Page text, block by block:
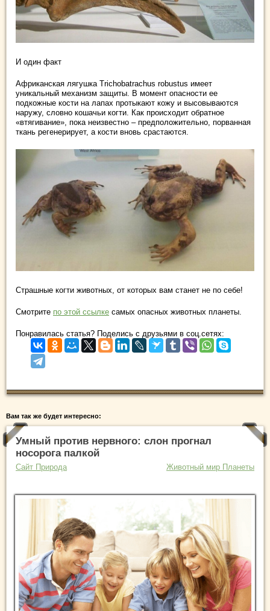
И один факт
Африканская лягушка Trichobatrachus robustus имеет
уникальный механизм защиты. В момент опасности ее
подкожные кости на лапах протыкают кожу и высовываются
наружу, словно кошачьи когти. Как происходит обратное
«втягивание», пока неизвестно – предположительно, порванная
ткань регенерирует, а кости вновь срастаются.
Страшные когти животных, от которых вам станет не по себе!
Смотрите по этой ссылке самых опасных животных планеты.
Понравилась статья? Поделись с друзьями в соц.сетях:
Вам так же будет интересно:
Умный против нервного: слон прогнал
носорога палкой
Сайт Природа Животный мир Планеты